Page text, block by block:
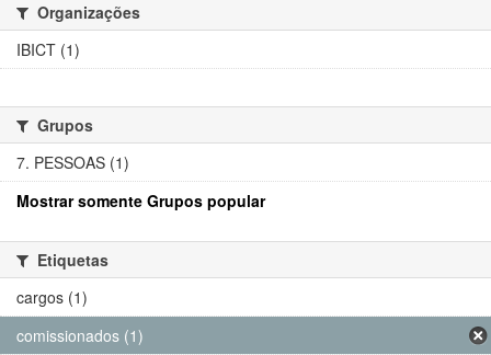
Organizações
IBICT (1)
Grupos
7. PESSOAS (1)
Mostrar somente Grupos popular
Etiquetas
cargos (1)
comissionados (1)